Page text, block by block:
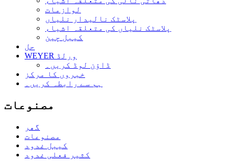
لوازمات
پلاسٹک نالیدار نلیاں
پلاسٹک نلیاں کی متعلقہ اشیاء
کیبل چین
حل
WEYER ورلڈ
ڈاؤن لوڈ کریں۔
خبروں کا مرکز
ہم سے رابطہ کریں۔
مصنوعات
گھر
مصنوعات
کیبل غدود
کثیر فعلی غدود